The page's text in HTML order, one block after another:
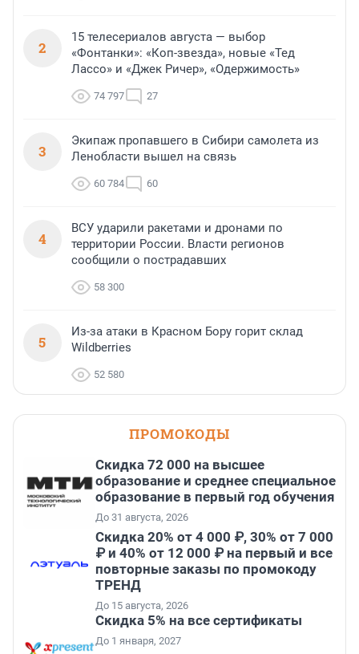
2
15 телесериалов августа — выбор
«Фонтанки»: «Коп-звезда», новые «Тед
Лассо» и «Джек Ричер», «Одержимость»
74 797 27
3
Экипаж пропавшего в Сибири самолета из
Ленобласти вышел на связь
60 784 60
4
ВСУ ударили ракетами и дронами по
территории России. Власти регионов
сообщили о пострадавших
58 300
5
Из-за атаки в Красном Бору горит склад
Wildberries
52 580
ПРОМОКОДЫ
Скидка 72 000 на высшее
образование и среднее специальное
образование в первый год обучения
До 31 августа, 2026
Скидка 20% от 4 000 ₽, 30% от 7 000
₽ и 40% от 12 000 ₽ на первый и все
повторные заказы по промокоду
ТРЕНД
До 15 августа, 2026
Скидка 5% на все сертификаты
До 1 января, 2027